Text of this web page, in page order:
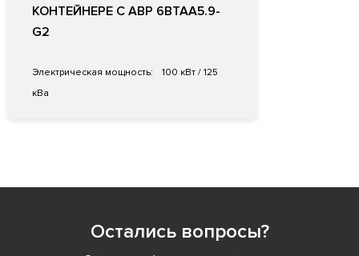
КОНТЕЙНЕРЕ С АВР 6BTAA5.9-
G2
Электрическая мощность:
100 кВт / 125
кВа
Остались вопросы?